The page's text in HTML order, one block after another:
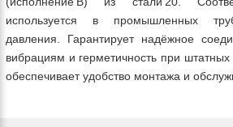
используется в промышленных
давления. Гарантирует надёжное
вибрациям и герметичность при штатных
обеспечивает удобство монтажа и